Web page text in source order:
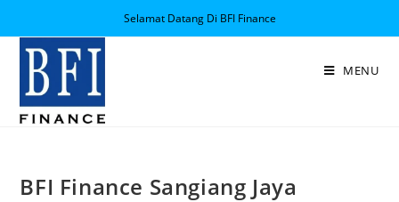
Selamat Datang Di BFI Finance
MENU
BFI Finance Sangiang Jaya